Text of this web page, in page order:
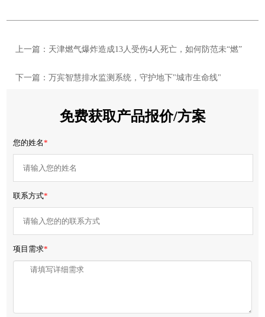
上一篇：天津燃气爆炸造成13人受伤4人死亡，如何防范未“燃”
下一篇：万宾智慧排水监测系统，守护地下"城市生命线"
免费获取产品报价/方案
您的姓名*
联系方式*
项目需求*